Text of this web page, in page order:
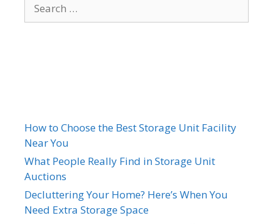
How to Choose the Best Storage Unit Facility
Near You
What People Really Find in Storage Unit
Auctions
Decluttering Your Home? Here’s When You
Need Extra Storage Space